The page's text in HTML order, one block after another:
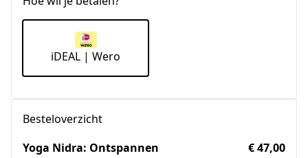
iDEAL | Wero
Besteloverzicht
Yoga Nidra: Ontspannen
€ 47,00